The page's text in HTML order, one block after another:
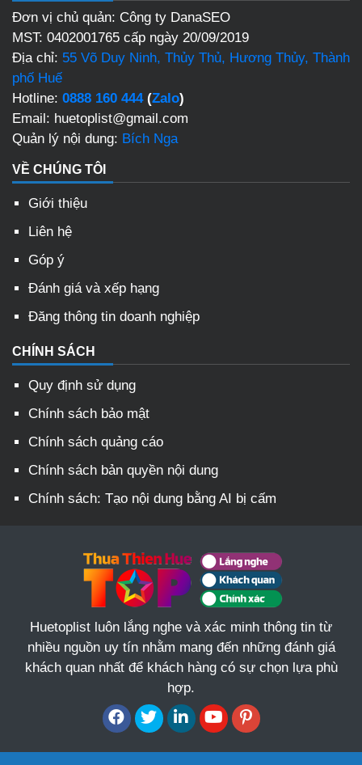
Đơn vị chủ quản: Công ty DanaSEO
MST: 0402001765 cấp ngày 20/09/2019
Địa chỉ: 55 Võ Duy Ninh, Thủy Thủ, Hương Thủy, Thành
phố Huế
Hotline: 0888 160 444(Zalo)
Email: huetoplist@gmail.com
Quản lý nội dung: Bích Nga
VỀ CHÚNG TÔI
Giới thiệu
Liên hệ
Góp ý
Đánh giá và xếp hạng
Đăng thông tin doanh nghiệp
CHÍNH SÁCH
Quy định sử dụng
Chính sách bảo mật
Chính sách quảng cáo
Chính sách bản quyền nội dung
Chính sách: Tạo nội dung bằng AI bị cấm
Huetoplist luôn lắng nghe và xác minh thông tin từ
nhiều nguồn uy tín nhằm mang đến những đánh giá
khách quan nhất để khách hàng có sự chọn lựa phù
hợp.